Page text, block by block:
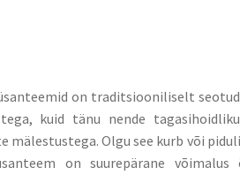
on traditsiooniliselt
kuid tänu nende
mälestustega. Olgu see kurb või
on suurepärane võimalus